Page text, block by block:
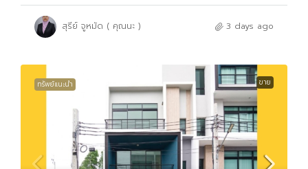
สุรีย์ จูหมัด ( คุณนะ ) 3 days ago
ทรัพย์แนะนำ ขาย